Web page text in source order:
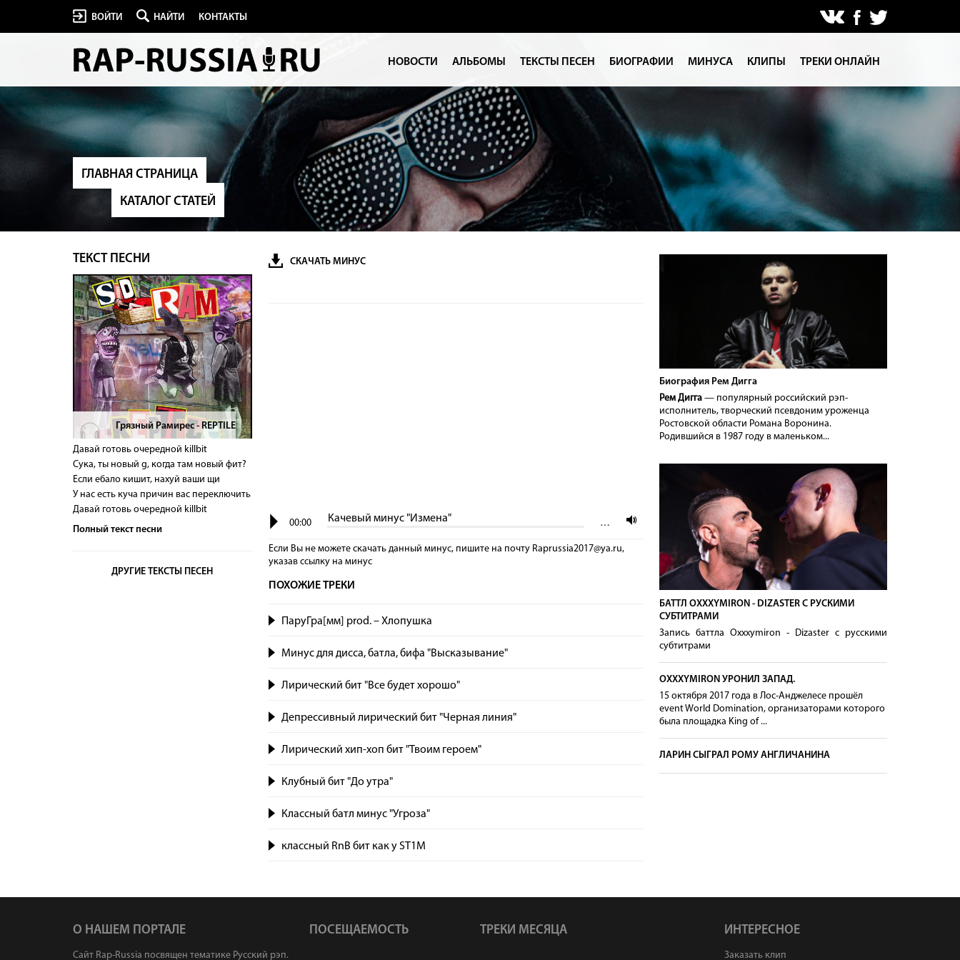
ВОЙТИ НАЙТИ КОНТАКТЫ
НОВОСТИ АЛЬБОМЫ ТЕКСТЫ ПЕСЕН БИОГРАФИИ МИНУСА КЛИПЫ ТРЕКИ ОНЛАЙН
ГЛАВНАЯ СТРАНИЦА
КАТАЛОГ СТАТЕЙ
ТЕКСТ ПЕСНИ
> Грязный Рамирес - REPTILE
Давай готовь очередной killbit
Сука, ты новый g, когда там новый фит?
Если ебало кишит, нахуй ваши щи
У нас есть куча причин вас переключить
Давай готовь очередной killbit
Полный текст песни
ДРУГИЕ ТЕКСТЫ ПЕСЕН
СКАЧАТЬ МИНУС
Качевый минус "Измена"
00:00 …
Если Вы не можете скачать данный минус, пишите на почту Raprussia2017@ya.ru,
указав сcылку на минус
ПОХОЖИЕ ТРЕКИ
ПаруГра[мм] prod. – Хлопушка
Минус для дисса, батла, бифа "Высказывание"
Лирический бит "Все будет хорошо"
Депрессивный лирический бит "Черная линия"
Лирический хип-хоп бит "Твоим героем"
Клубный бит "До утра"
Классный батл минус "Угроза"
классный RnB бит как у ST1M
Биография Рем Дигга
Рем Дигга— популярный российский рэп-
исполнитель, творческий псевдоним уроженца
Ростовской области Романа Воронина.
Родившийся в 1987 году в маленьком...
БАТТЛ OXXXYMIRON - DIZASTER С РУСКИМИ
СУБТИТРАМИ
Запись баттла Oxxxymiron - Dizaster с русскими
субтитрами
OXXXYMIRON УРОНИЛ ЗАПАД.
15 октября 2017 года в Лос-Анджелесе прошёл
event World Domination, организаторами которого
была площадка King of ...
ЛАРИН СЫГРАЛ РОМУ АНГЛИЧАНИНА
О НАШЕМ ПОРТАЛЕ
Сайт Rap-Russia посвящен тематике Русский рэп.
ПОСЕЩАЕМОСТЬ ТРЕКИ МЕСЯЦА ИНТЕРЕСНОЕ
Заказать клип